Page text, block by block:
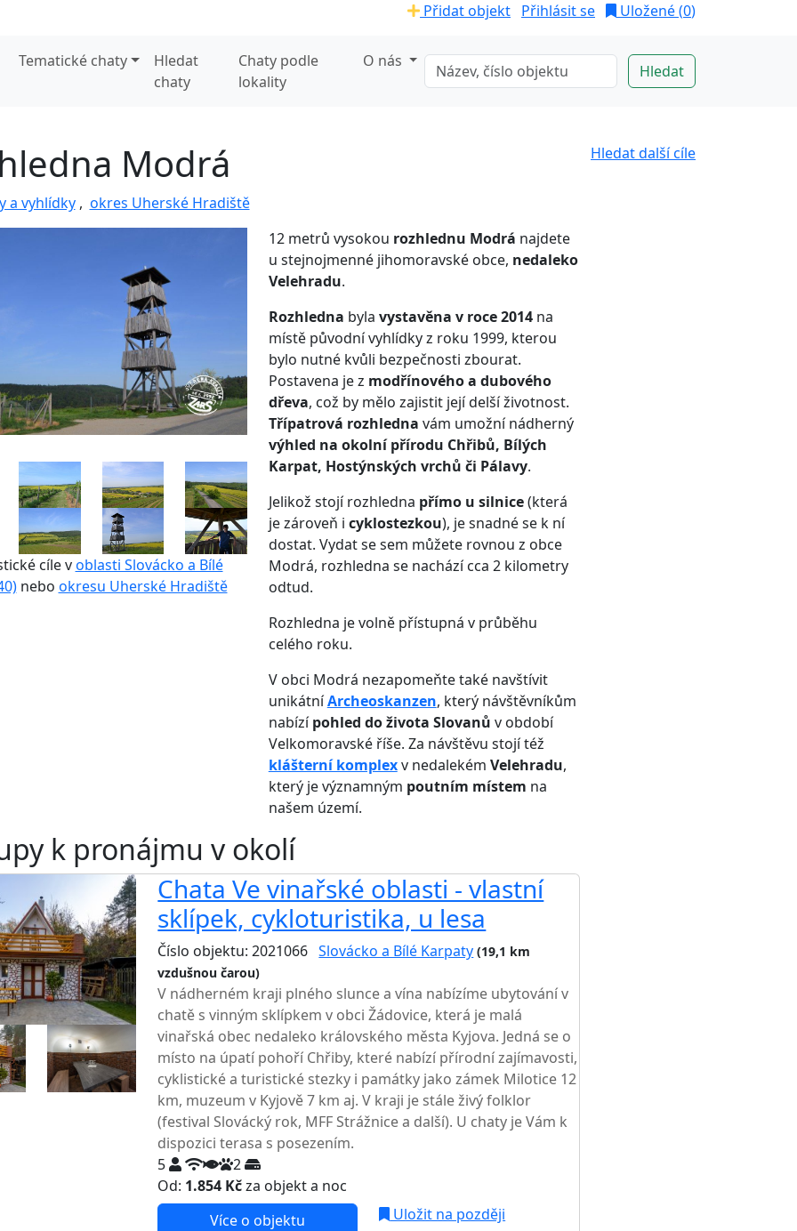
Přidat objekt Přihlásit se Uložené (0)
Tematické chaty
Hledat
chaty
Chaty podle
lokality
O nás
Hledat další cíle
Modrá
a vyhlídky, okres Uherské Hradiště
cíle voblasti Slovácko a Bílé
nebo okresu Uherské Hradiště
12 metrů vysokou rozhlednu Modrá najdete
u stejnojmenné jihomoravské obce, nedaleko
Velehradu.
Rozhledna byla vystavěna v roce 2014 na
místě původní vyhlídky z roku 1999, kterou
bylo nutné kvůli bezpečnosti zbourat.
Postavena je z modřínového a dubového
dřeva, což by mělo zajistit její delší životnost.
Třípatrová rozhledna vám umožní nádherný
výhled na okolní přírodu Chřibů, Bílých
Karpat, Hostýnských vrchů či Pálavy.
Jelikož stojí rozhledna přímo u silnice(která
je zároveň i cyklostezkou), je snadné se k ní
dostat. Vydat se sem můžete rovnou z obce
Modrá, rozhledna se nachází cca 2 kilometry
odtud.
Rozhledna je volně přístupná v průběhu
celého roku.
V obci Modrá nezapomeňte také navštívit
unikátníArcheoskanzen, který návštěvníkům
nabízípohled do života Slovanů v období
Velkomoravské říše. Za návštěvu stojí též
klášterní komplexv nedalekém Velehradu,
který je významným poutním místem na
našem území.
k pronájmu v okolí
Chata Ve vinařské oblasti - vlastní
sklípek, cykloturistika, u lesa
Číslo objektu: 2021066 Slovácko a Bílé Karpaty (19,1 km
vzdušnou čarou)
V nádherném kraji plného slunce a vína nabízíme ubytování v
chatě s vinným sklípkem v obci Žádovice, která je malá
vinařská obec nedaleko královského města Kyjova. Jedná se o
místo na úpatí pohoří Chřiby, které nabízí přírodní zajímavosti,
cyklistické a turistické stezky i památky jako zámek Milotice 12
km, muzeum v Kyjově 7 km aj. V kraji je stále živý folklor
(festival Slovácký rok, MFF Strážnice a další). U chaty je Vám k
dispozici terasa s posezením.
5
2
Od: 1.854 Kčza objekt a noc
Více o objektu
Uložit na později